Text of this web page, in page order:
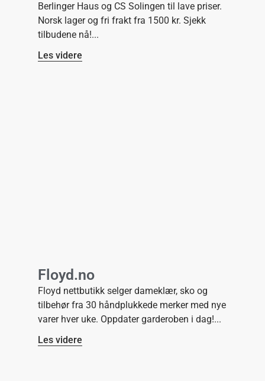
Berlinger Haus og CS Solingen til lave priser.
Norsk lager og fri frakt fra 1500 kr. Sjekk
tilbudene nå!
Les videre
Floyd.no
Floyd nettbutikk selger dameklær, sko og
tilbehør fra 30 håndplukkede merker med nye
varer hver uke. Oppdater garderoben i dag!
Les videre